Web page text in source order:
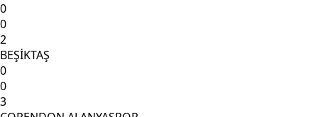
0
0
2
BEŞİKTAŞ
0
0
3